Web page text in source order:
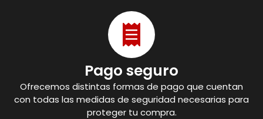
Pago seguro
Ofrecemos distintas formas de pago que cuentan
con todas las medidas de seguridad necesarias para
proteger tu compra.